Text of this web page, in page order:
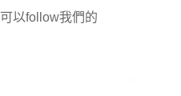
以follow我們的